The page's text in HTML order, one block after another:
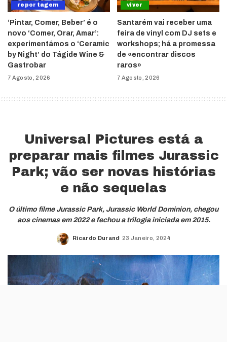
reportagem
‘Pintar, Comer, Beber’ é o
novo ‘Comer, Orar, Amar’:
experimentámos o ‘Ceramic
by Night’ do Tágide Wine &
Gastrobar
7 Agosto, 2026
viver
Santarém vai receber uma
feira de vinyl com DJ sets e
workshops; há a promessa
de «encontrar discos
raros»
7 Agosto, 2026
Universal Pictures está a
preparar mais filmes Jurassic
Park; vão ser novas histórias
e não sequelas
O último filme Jurassic Park, Jurassic World Dominion, chegou
aos cinemas em 2022 e fechou a trilogia iniciada em 2015.
Posted
Ricardo Durand 23 Janeiro, 2024